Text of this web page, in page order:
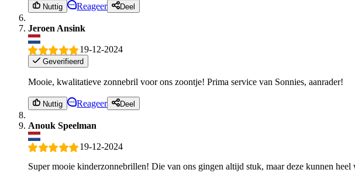
Nuttig Reageer Deel
Jeroen Ansink
19-12-2024
Geverifieerd
Mooie, kwalitatieve zonnebril voor ons zoontje! Prima service van Sonnies, aanrader!
Nuttig Reageer Deel
Anouk Speelman
19-12-2024
Super mooie kinderzonnebrillen! Die van ons gingen altijd stuk, maar deze kunnen